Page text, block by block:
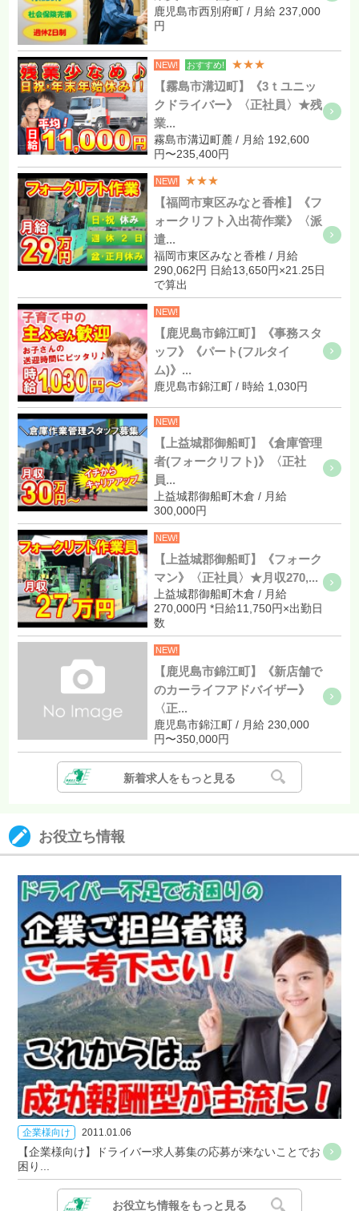
鹿児島市西別府町 / 月給 237,000
円
NEW! おすすめ! ★★★
【霧島市溝辺町】《3ｔユニッ
クドライバー》〈正社員〉★残
業...
霧島市溝辺町麓 / 月給 192,600
円〜235,400円
NEW! ★★★
【福岡市東区みなと香椎】《フ
ォークリフト入出荷作業》〈派
遣...
福岡市東区みなと香椎 / 月給
290,062円 日給13,650円×21.25日
で算出
NEW!
【鹿児島市錦江町】《事務スタ
ッフ》《パート(フルタイ
ム)》...
鹿児島市錦江町 / 時給 1,030円
NEW!
【上益城郡御船町】《倉庫管理
者(フォークリフト)》〈正社
員...
上益城郡御船町木倉 / 月給
300,000円
NEW!
【上益城郡御船町】《フォーク
マン》〈正社員〉★月収270,...
上益城郡御船町木倉 / 月給
270,000円 *日給11,750円×出勤日
数
NEW!
【鹿児島市錦江町】《新店舗で
のカーライフアドバイザー》
〈正...
鹿児島市錦江町 / 月給 230,000
円〜350,000円
新着求人をもっと見る
お役立ち情報
企業様向け 2011.01.06
【企業様向け】ドライバー求人募集の応募が来ないことでお
困り...
お役立ち情報をもっと見る